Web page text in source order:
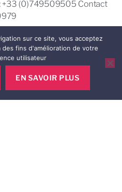
+33 (0)749509505 Contact
sur ce site, vous acceptez
des fins d'amélioration de votre
utilisateur
EN SAVOIR PLUS